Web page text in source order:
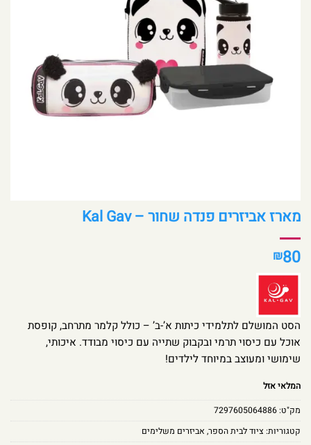
מארז אביזרים פנדה שחור – Kal Gav
₪80
הסט המושלם לתלמידי כיתות א’-ב’ – כולל קלמר מתרחב, קופסת
אוכל עם כיסוי תרמי ובקבוק שתייה עם כיסוי מבודד. איכותי,
שימושי ומעוצב במיוחד לילדים!
המלאי אזל
מק"ט:7297605064886
קטגוריות: ציוד לבית הספר, אביזרים משלימים